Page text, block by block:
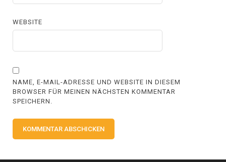
WEBSITE
NAME, E-MAIL-ADRESSE UND WEBSITE IN DIESEM
BROWSER FÜR MEINEN NÄCHSTEN KOMMENTAR
SPEICHERN.